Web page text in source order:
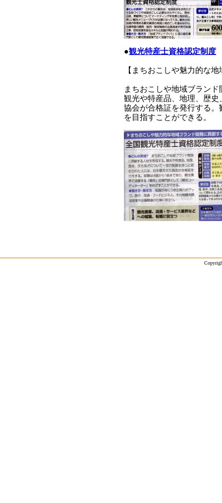
●観光特産士資格認定制度
【まちおこしや魅力的な
まちおこしや地域ブラン
観光や特産品、地理、歴
協会が合格証を発行する
を目指すことができる。